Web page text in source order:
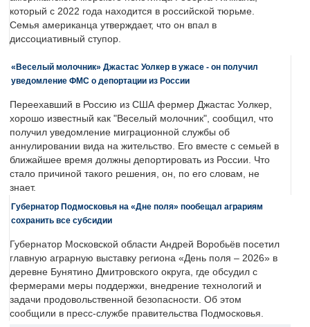
который с 2022 года находится в российской тюрьме.
Семья американца утверждает, что он впал в
диссоциативный ступор.
«Веселый молочник» Джастас Уолкер в ужасе - он получил
уведомление ФМС о депортации из России
Переехавший в Россию из США фермер Джастас Уолкер,
хорошо известный как "Веселый молочник", сообщил, что
получил уведомление миграционной службы об
аннулировании вида на жительство. Его вместе с семьей в
ближайшее время должны депортировать из России. Что
стало причиной такого решения, он, по его словам, не
знает.
Губернатор Подмосковья на «Дне поля» пообещал аграриям
сохранить все субсидии
Губернатор Московской области Андрей Воробьёв посетил
главную аграрную выставку региона «День поля – 2026» в
деревне Бунятино Дмитровского округа, где обсудил с
фермерами меры поддержки, внедрение технологий и
задачи продовольственной безопасности. Об этом
сообщили в пресс-службе правительства Подмосковья.